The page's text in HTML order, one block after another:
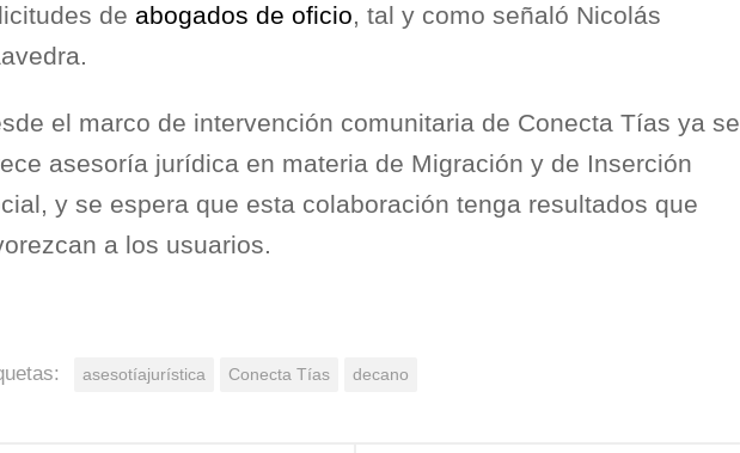
de abogados de oficio, tal y como señaló Nicolás
el marco de intervención comunitaria de Conecta Tías ya se
asesoría jurídica en materia de Migración y de Inserción
y se espera que esta colaboración tenga resultados que
a los usuarios.
asesotíajurística Conecta Tías decano